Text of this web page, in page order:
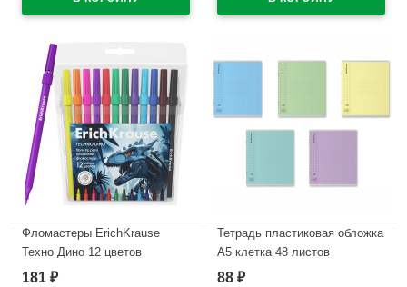
Фломастеры ErichKrause
Техно Дино 12 цветов
арт.65030
181 ₽
Тетрадь пластиковая обложка
А5 клетка 48 листов
ErichKrause CoverPrо
88 ₽